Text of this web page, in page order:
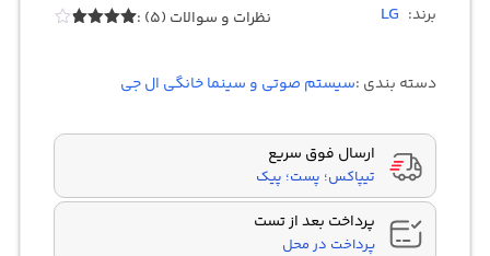
برند: LG نظرات و سوالات (5) :
امتیازدهی
دسته بندی :سیستم صوتی و سینما خانگی ال جی
ارسال فوق سریع
تیپاکس؛ پست؛ پیک
پرداخت بعد از تست
پرداخت در محل